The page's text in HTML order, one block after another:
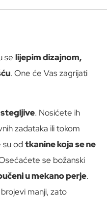
se lijepim dizajnom,
. One će Vas zagrijati
. Nosićete ih
zadataka ili tokom
su od tkanine koja se ne
se božanski
u mekano perje.
manji, zato